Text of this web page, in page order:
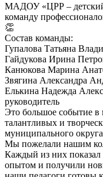
МАДОУ «ЦРР – детский
команду
👏
Состав команды:
Гупалова Татьяна
Гайдукова Ирина
Канюкова Марина
Звягина Александра
Елькина Надежда
руководитель
Это большое событие в
талантливых и
муниципального
Мы пожелали нашим
Каждый из них показал
опытом и получили